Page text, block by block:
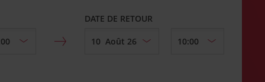
DATE DE RETOUR